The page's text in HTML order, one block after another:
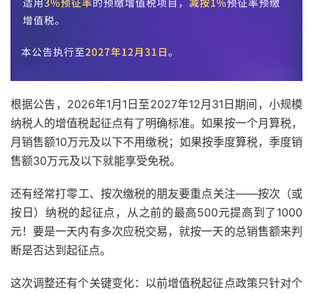
根据公告，2026年1月1日至2027年12月31日期间，小规模
纳税人的增值税起征点有了明确标准。如果按一个月算税，
月销售额10万元及以下不用缴税；如果按季度算税，季度销
售额30万元及以下就能享受免税。
还有经常打零工、按次缴税的朋友要重点关注——按次（或
按日）纳税的起征点，从之前的最高500元提高到了1000
元！要是一天内有多次应税交易，就按一天的总销售额来判
断是否达到起征点。
这次调整还有个关键变化：以前增值税起征点政策只针对个